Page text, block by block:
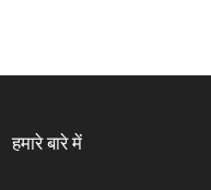
हमारे बारे में